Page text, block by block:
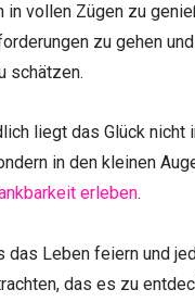
in vollen Zügen zu
zu gehen
schätzen.
liegt das Glück nicht
in den kleinen
erleben.
das Leben feiern und
das es zu